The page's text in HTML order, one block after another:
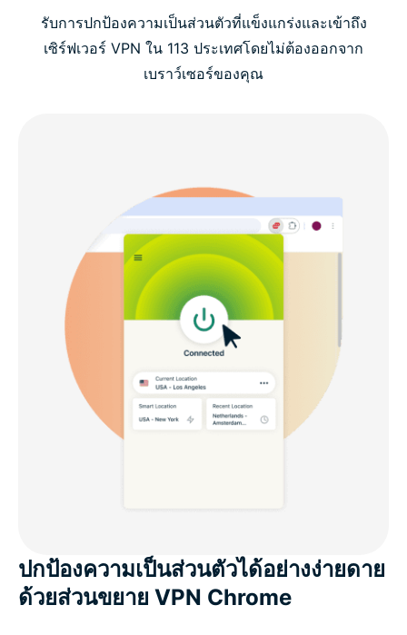
รับการปกป้องความเป็นส่วนตัวที่แข็งแกร่งและเข้าถึง
เซิร์ฟเวอร์ VPN ใน 113 ประเทศโดยไม่ต้องออกจาก
เบราว์เซอร์ของคุณ
ปกป้องความเป็นส่วนตัวได้อย่างง่ายดาย
ด้วยส่วนขยาย VPN Chrome